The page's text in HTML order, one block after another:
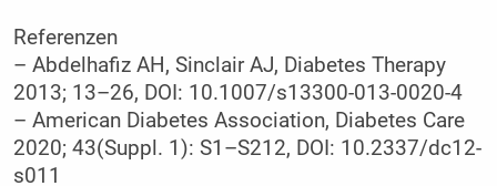
Referenzen
– Abdelhafiz AH, Sinclair AJ, Diabetes Therapy
2013; 13–26, DOI: 10.1007/s13300-013-0020-4
– American Diabetes Association, Diabetes Care
2020; 43(Suppl. 1): S1–S212, DOI: 10.2337/dc12-
s011